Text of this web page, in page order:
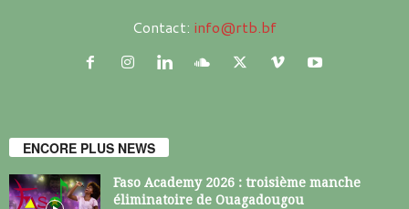
Contact: info@rtb.bf
ENCORE PLUS NEWS
Faso Academy 2026 : troisième manche
éliminatoire de Ouagadougou